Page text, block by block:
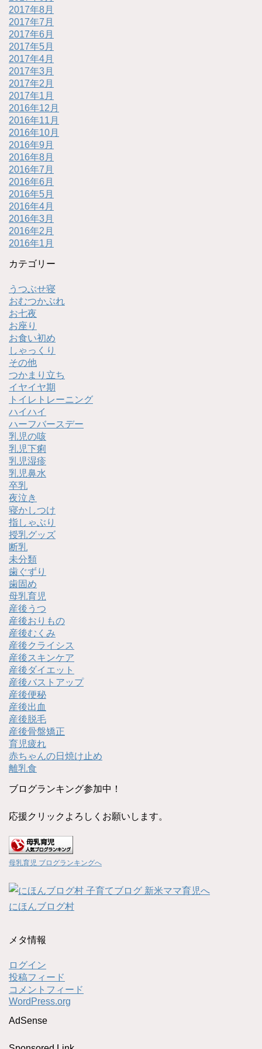
2017年8月
2017年7月
2017年6月
2017年5月
2017年4月
2017年3月
2017年2月
2017年1月
2016年12月
2016年11月
2016年10月
2016年9月
2016年8月
2016年7月
2016年6月
2016年5月
2016年4月
2016年3月
2016年2月
2016年1月
カテゴリー
うつぶせ寝
おむつかぶれ
お七夜
お座り
お食い初め
しゃっくり
その他
つかまり立ち
イヤイヤ期
トイレトレーニング
ハイハイ
ハーフバースデー
乳児の咳
乳児下痢
乳児湿疹
乳児鼻水
卒乳
夜泣き
寝かしつけ
指しゃぶり
授乳グッズ
断乳
未分類
歯ぐずり
歯固め
母乳育児
産後うつ
産後おりもの
産後むくみ
産後クライシス
産後スキンケア
産後ダイエット
産後バストアップ
産後便秘
産後出血
産後脱毛
産後骨盤矯正
育児疲れ
赤ちゃんの日焼け止め
離乳食
ブログランキング参加中！
応援クリックよろしくお願いします。
母乳育児 ブログランキングへ
にほんブログ村
メタ情報
ログイン
投稿フィード
コメントフィード
WordPress.org
AdSense